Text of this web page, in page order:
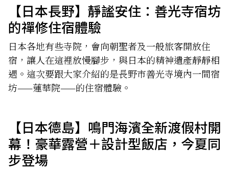
【日本長野】靜謐安住：善光寺宿坊
的禪修住宿體驗
日本各地有些寺院，會向朝聖者及一般旅客開放住
宿，讓人在這裡放慢腳步，與日本的精神遺產靜靜相
遇。這次要跟大家介紹的是長野市善光寺境內一間宿
坊——蓮華院——的住宿體驗。
【日本德島】鳴門海濱全新渡假村開
幕！豪華露營＋設計型飯店，今夏同
步登場